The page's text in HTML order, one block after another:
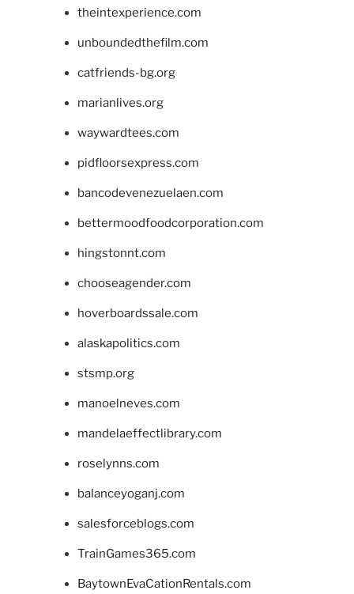
theintexperience.com
unboundedthefilm.com
catfriends-bg.org
marianlives.org
waywardtees.com
pidfloorsexpress.com
bancodevenezuelaen.com
bettermoodfoodcorporation.com
hingstonnt.com
chooseagender.com
hoverboardssale.com
alaskapolitics.com
stsmp.org
manoelneves.com
mandelaeffectlibrary.com
roselynns.com
balanceyoganj.com
salesforceblogs.com
TrainGames365.com
BaytownEvaCationRentals.com